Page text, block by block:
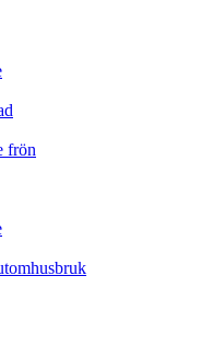
frön